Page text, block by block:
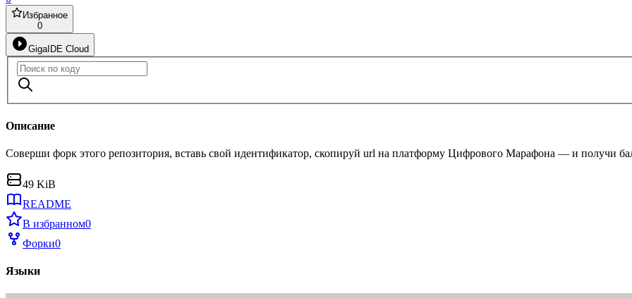
Избранное
0
GigaIDE Cloud
Описание
Соверши форк этого репозитория, вставь свой идентификатор, скопируй url на платформу Цифрового Марафона — и получи
49 KiB
README
В избранном0
Форки0
Языки